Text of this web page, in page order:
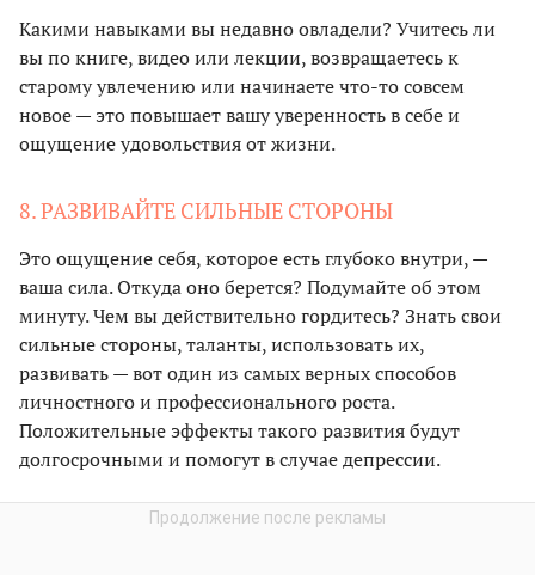
Какими навыками вы недавно овладели? Учитесь ли
вы по книге, видео или лекции, возвращаетесь к
старому увлечению или начинаете что-то совсем
новое — это повышает вашу уверенность в себе и
ощущение удовольствия от жизни.
8. РАЗВИВАЙТЕ СИЛЬНЫЕ СТОРОНЫ
Это ощущение себя, которое есть глубоко внутри, —
ваша сила. Откуда оно берется? Подумайте об этом
минуту. Чем вы действительно гордитесь? Знать свои
сильные стороны, таланты, использовать их,
развивать — вот один из самых верных способов
личностного и профессионального роста.
Положительные эффекты такого развития будут
долгосрочными и помогут в случае депрессии.